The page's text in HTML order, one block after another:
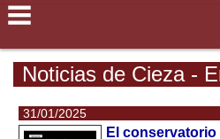
Noticias de Cieza -
31/01/2025
El